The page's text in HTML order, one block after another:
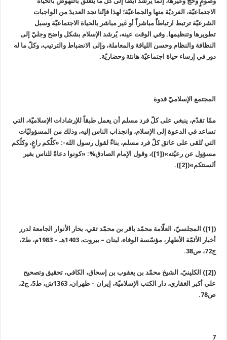
الاجتماعيّة، الفرديّة منها والجماعيّة؛ لهذا فإنّنا نجد العديدَ من الواجبات
الشرعيّة ترتبط ارتباطاً مباشراً أو غير مباشر بالحياة الاجتماعيّة وسبل
تطويرها وتنظيمها. وفي الوقت عينه، يُرشد الإسلام بشكل واضح وجليّ إلى
النظافة والنظام وحسن اللياقة والمعاملة، وإلى الانضباط والترتيب، وكلّ ما له
دور في إرساء حياة اجتماعيّة هانئة وحضاريّة.
المجتمع الإسلاميّ قدوة
ممّا تقدّم، ينبغي على كلّ فرد مسلم أن يعمل طبقاً للإرشادات الإسلاميّة، التي
تساعد في الدعوة إلى الإسلام، وانجذاب الناس إليه، وذلك من المسؤوليّات
التي تُلقى على عاتق كلّ فرد مسلم، بناءً لقول رسول الله-: «كلّكم راعٍ، وكلّكم
مسؤول عن رعيّته»([1])، وقول الإمام الصادق%: «كونوا دعاةً للناس بغير
ألسنتكم»([2]).
([1]) المجلسيّ، العلّامة محمّد باقر بن محمّد تقي، بحار الأنوار الجامعة لدرر
أخبار الأئمّة الأطهار، مؤسّسة الوفاء، لبنان – بيروت، 1403هـ – 1983م، ط2،
ج72، ص38.
([2]) الكلينيّ، الشيخ محمّد بن يعقوب بن إسحاق، الكافي، تحقيق وتصحيح
علي أكبر الغفاري، دار الكتب الإسلاميّة، إيران – طهران، 1363ش، ط5، ج2،
ص78.
7